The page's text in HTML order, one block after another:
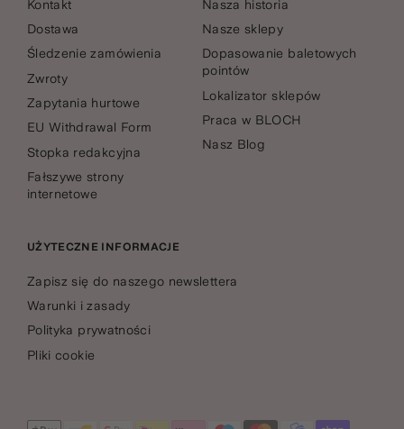
Kontakt
Dostawa
Śledzenie zamówienia
Zwroty
Zapytania hurtowe
EU Withdrawal Form
Stopka redakcyjna
Fałszywe strony
internetowe
Nasza historia
Nasze sklepy
Dopasowanie baletowych
pointów
Lokalizator sklepów
Praca w BLOCH
Nasz Blog
UŻYTECZNE INFORMACJE
Zapisz się do naszego newslettera
Warunki i zasady
Polityka prywatności
Pliki cookie
Zaakceptowane